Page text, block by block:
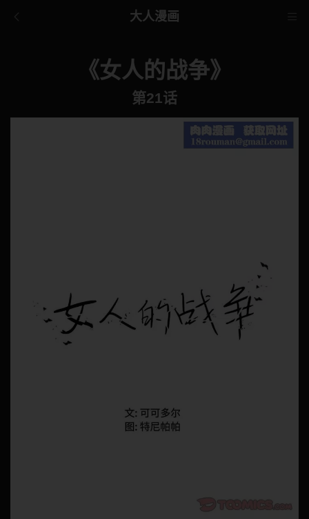
大人漫画
《女人的战争》
第21话